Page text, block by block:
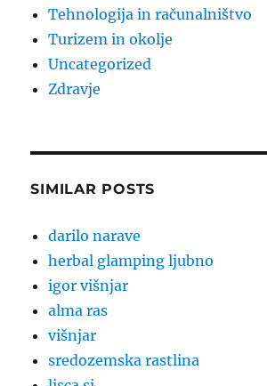
Tehnologija in računalništvo
Turizem in okolje
Uncategorized
Zdravje
SIMILAR POSTS
darilo narave
herbal glamping ljubno
igor višnjar
alma ras
višnjar
sredozemska rastlina